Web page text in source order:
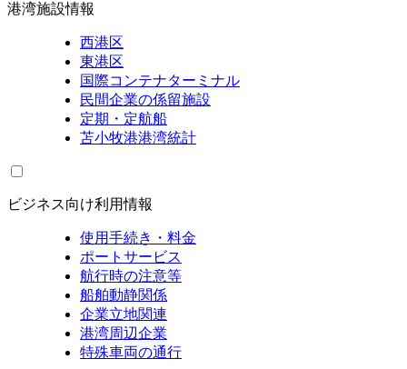
港湾施設情報
西港区
東港区
国際コンテナターミナル
民間企業の係留施設
定期・定航船
苫小牧港港湾統計
ビジネス向け利用情報
使用手続き・料金
ポートサービス
航行時の注意等
船舶動静関係
企業立地関連
港湾周辺企業
特殊車両の通行